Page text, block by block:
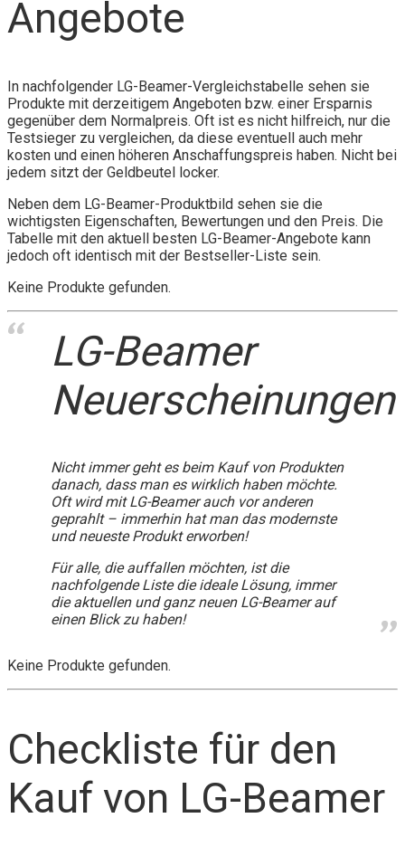
Angebote
In nachfolgender LG-Beamer-Vergleichstabelle sehen sie
Produkte mit derzeitigem Angeboten bzw. einer Ersparnis
gegenüber dem Normalpreis. Oft ist es nicht hilfreich, nur die
Testsieger zu vergleichen, da diese eventuell auch mehr
kosten und einen höheren Anschaffungspreis haben. Nicht bei
jedem sitzt der Geldbeutel locker.
Neben dem LG-Beamer-Produktbild sehen sie die
wichtigsten Eigenschaften, Bewertungen und den Preis. Die
Tabelle mit den aktuell besten LG-Beamer-Angebote kann
jedoch oft identisch mit der Bestseller-Liste sein.
Keine Produkte gefunden.
LG-Beamer
Neuerscheinungen
Nicht immer geht es beim Kauf von Produkten
danach, dass man es wirklich haben möchte.
Oft wird mit LG-Beamer auch vor anderen
geprahlt – immerhin hat man das modernste
und neueste Produkt erworben!
Für alle, die auffallen möchten, ist die
nachfolgende Liste die ideale Lösung, immer
die aktuellen und ganz neuen LG-Beamer auf
einen Blick zu haben!
Keine Produkte gefunden.
Checkliste für den
Kauf von LG-Beamer